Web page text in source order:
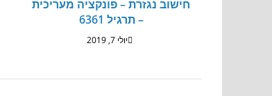
חישוב נגזרת – פונקציה מעריכית
– תרגיל 6361
יולי 7, 2019